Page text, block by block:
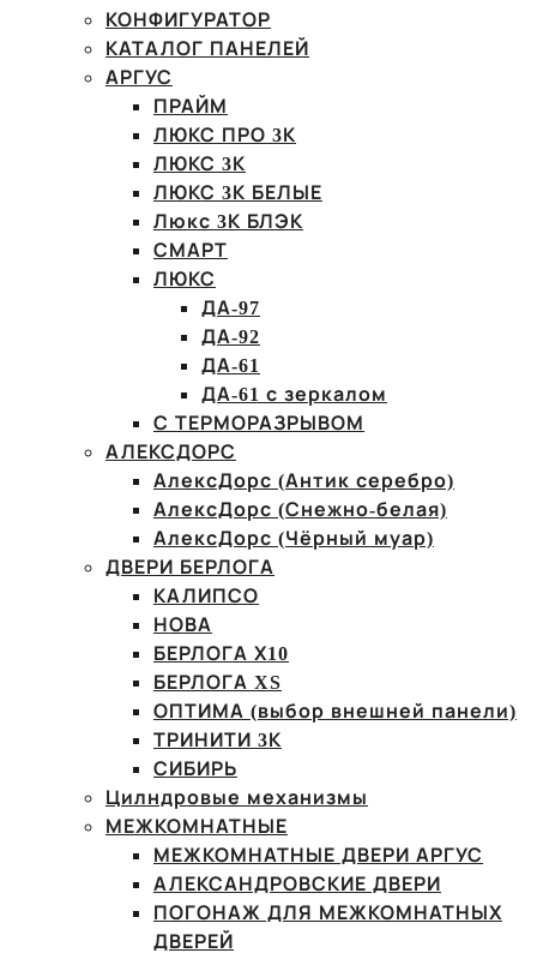
КОНФИГУРАТОР
КАТАЛОГ ПАНЕЛЕЙ
АРГУС
ПРАЙМ
ЛЮКС ПРО 3К
ЛЮКС 3К
ЛЮКС 3К БЕЛЫЕ
Люкс 3К БЛЭК
СМАРТ
ЛЮКС
ДА-97
ДА-92
ДА-61
ДА-61 с зеркалом
С ТЕРМОРАЗРЫВОМ
АЛЕКСДОРС
АлексДорс (Антик серебро)
АлексДорс (Снежно-белая)
АлексДорс (Чёрный муар)
ДВЕРИ БЕРЛОГА
КАЛИПСО
НОВА
БЕРЛОГА Х10
БЕРЛОГА XS
ОПТИМА (выбор внешней панели)
ТРИНИТИ 3К
СИБИРЬ
Цилндровые механизмы
МЕЖКОМНАТНЫЕ
МЕЖКОМНАТНЫЕ ДВЕРИ АРГУС
АЛЕКСАНДРОВСКИЕ ДВЕРИ
ПОГОНАЖ ДЛЯ МЕЖКОМНАТНЫХ
ДВЕРЕЙ